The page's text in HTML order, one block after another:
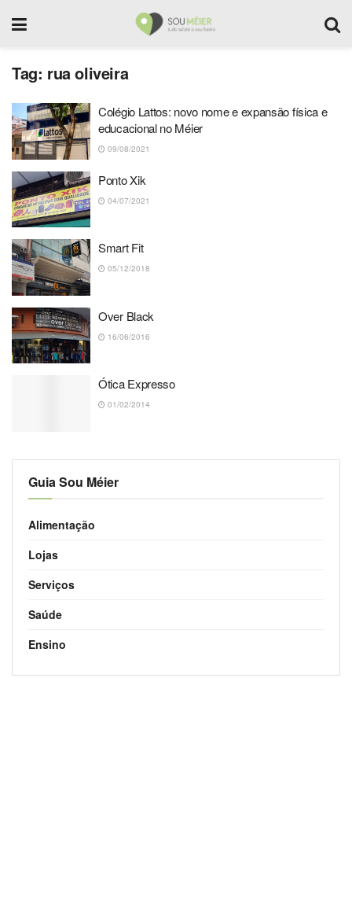
Tag: rua oliveira
Colégio Lattos: novo nome e expansão física e
educacional no Méier
09/08/2021
Ponto Xik
04/07/2021
Smart Fit
05/12/2018
Over Black
16/06/2016
Ótica Expresso
01/02/2014
Guia Sou Méier
Alimentação
Lojas
Serviços
Saúde
Ensino